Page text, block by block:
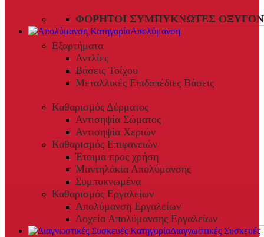
ΦΟΡΗΤΟΊ ΣΥΜΠΥΚΝΩΤΈΣ
Απολύμανση
Εξαρτήματα
Αντλίες
Βάσεις Τοίχου
Μεταλλικές Επιδαπέδιες Βάσεις
Καθαρισμός Δέρματος
Αντισηψία Σώματος
Αντισηψία Χεριών
Καθαρισμός Επιφανειών
Έτοιμα προς χρήση
Μαντηλάκια Απολύμανσης
Συμπυκνωμένα
Καθαρισμός Εργαλείων
Απολύμανση Εργαλείων
Δοχεία Απολύμανσης Εργαλείων
Διαγνωστικές Συσκευές